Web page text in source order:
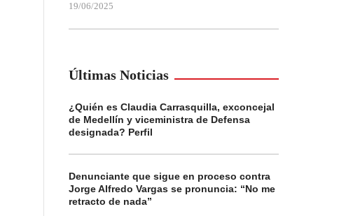
19/06/2025
Últimas Noticias
¿Quién es Claudia Carrasquilla, exconcejal
de Medellín y viceministra de Defensa
designada? Perfil
Denunciante que sigue en proceso contra
Jorge Alfredo Vargas se pronuncia: “No me
retracto de nada”